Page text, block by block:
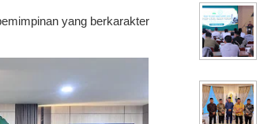
yang berkarakter